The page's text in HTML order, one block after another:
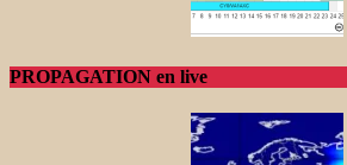
PROPAGATION en live